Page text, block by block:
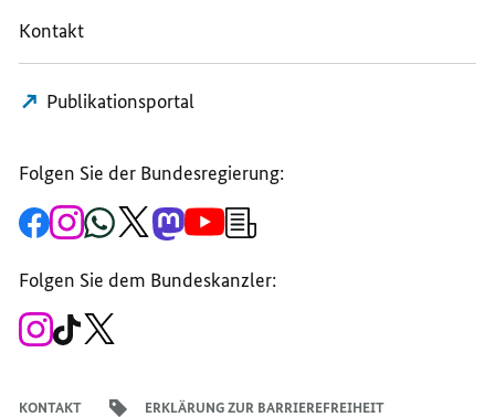
Kontakt
Publikationsportal
Folgen Sie der Bundesregierung:
Zur
Facebook-
Bundesregierung
Zum
Instagram-
Bundesregierung
Zum
WhatsApp-
Bundesregierung
Zum
X-
Regierungssprechers
Zum
Mastodon-
Bundesregierung
Zum
YouTube-
Bundesregierung
Anmeldung
Folgen Sie dem Bundeskanzler:
Zum
Instagram-
Zum
TikTok-
KONTAKT ERKLÄRUNG ZUR BARRIEREFREIHEIT